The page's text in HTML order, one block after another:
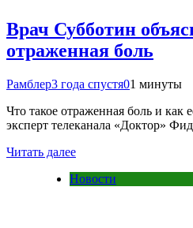
Врач Субботин
отраженная боль
Рамблер3 года спустя01 минуты
Что такое отраженная боль и как
эксперт телеканала «Доктор»
Читать далее
Новости